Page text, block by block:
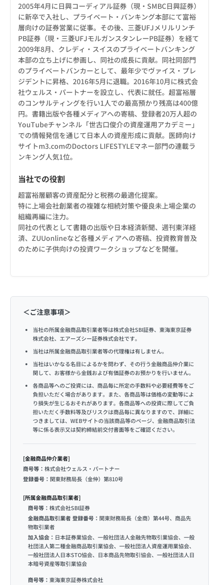
2005年4月に日興コーディアル証券（現・SMBC日興証券）
に新卒で入社し、プライベート・バンキング本部にて富裕
層向けの証券営業に従事。その後、三菱UFJメリルリンチ
PB証券（現・三菱UFJモルガンスタンレーPB証券）を経て
2009年8月、クレディ・スイスのプライベートバンキング
本部の立ち上げに参画し、同社の成長に貢献。同社同部門
のプライベートバンカーとして、最年少でヴァイス・プレ
ジデントに昇格、2016年5月に退職。2016年10月に株式会
社ウェルス・パートナーを設立し、代表に就任。超富裕層
のコンサルティングを行い1人での最高預かり残高は400億
円。書籍出版や各種メディアへの寄稿、登録者20万人超の
YouTubeチャンネル「世古口俊介の資産運用アカデミー」
での情報発信を通じて日本人の資産形成に貢献。医師向け
サイトm3.comのDoctors LIFESTYLEマネー部門の連載ラ
ンキング人気1位。
当社での役割
超富裕層顧客の資産配分と税務の最適化提案。
特に上場会社創業者の複雑な相続対策や優良未上場企業の
組織再編に注力。
同社の代表として書籍の出版や日本経済新聞、週刊東洋経
済、ZUUonlineなど各種メディアへの寄稿、投資教育普及
のために子供向けの投資ワークショップなどを開催。
＜ご注意事項＞
当社の所属金融商品取引業者等は株式会社SBI証券、東海東京証券
株式会社、エアーズシー証券株式会社です。
当社は所属金融商品取引業者等の代理権は有しません。
当社はいかなる名目によるかを問わず、その行う金融商品仲介業に
関して、お客様から金銭および有価証券のお預かりを行いません。
各商品等へのご投資には、商品毎に所定の手数料や必要経費等をご
負担いただく場合があります。また、各商品等は価格の変動等によ
り損失が生じるおそれがあります。各商品等への投資に際してご負
担いただく手数料等及びリスクは商品毎に異なりますので、詳細に
つきましては、WEBサイトの当該商品等のページ、金融商品取引法
等に係る表示又は契約締結前交付書面等をご確認ください。
[金融商品仲介業者]
商号等： 株式会社ウェルス・パートナー
登録番号： 関東財務局長（金仲）第810号
[所属金融商品取引業者]
商号等： 株式会社SBI証券
金融商品取引業者 登録番号： 関東財務局長（金商）第44号、商品先
物取引業者
加入協会： 日本証券業協会、一般社団法人金融先物取引業協会、一般
社団法人第二種金融商品取引業協会、一般社団法人資産運用業協会、
一般社団法人日本STO協会、日本商品先物取引協会、一般社団法人日
本暗号資産等取引業協会
商号等： 東海東京証券株式会社